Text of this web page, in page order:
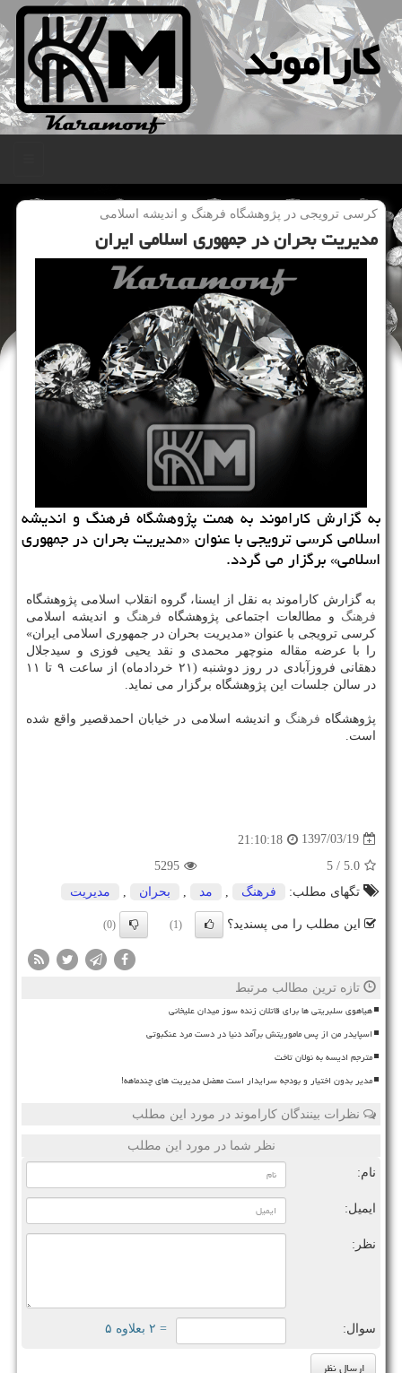
كاراموند
كرسی ترویجی در پژوهشگاه فرهنگ و اندیشه اسلامی
مدیریت بحران در جمهوری اسلامی ایران
به گزارش كاراموند به همت پژوهشگاه فرهنگ و اندیشه
اسلامی كرسی ترویجی با عنوان «مدیریت بحران در جمهوری
اسلامی» برگزار می گردد.
به گزارش كاراموند به نقل از ایسنا، گروه انقلاب اسلامی پژوهشگاه
فرهنگ و مطالعات اجتماعی پژوهشگاه فرهنگ و اندیشه اسلامی
كرسی ترویجی با عنوان «مدیریت بحران در جمهوری اسلامی ایران»
را با عرضه مقاله منوچهر محمدی و نقد یحیی فوزی و سیدجلال
دهقانی فروزآبادی در روز دوشنبه (۲۱ خردادماه) از ساعت ۹ تا ۱۱
در سالن جلسات این پژوهشگاه برگزار می نماید.
پژوهشگاه فرهنگ و اندیشه اسلامی در خیابان احمدقصیر واقع شده
است.
1397/03/19
21:10:18
5.0
/ 5
5295
تگهای مطلب:
فرهنگ مد بحران مدیریت
این مطلب را می پسندید؟ (1)
(0)
تازه ترین مطالب مرتبط
هیاهوی سلبریتی ها برای قاتلان زنده سوز میدان علیخانی
اسپایدر من از پس ماموریتش برآمد دنیا در دست مرد عنکبوتی
مترجم ادیسه به نولان تاخت
مدیر بدون اختیار و بودجه سرایدار است معضل مدیریت های چندماهه!
نظرات بینندگان کاراموند در مورد این مطلب
نظر شما در مورد این مطلب
نام:
ایمیل:
نظر:
سوال: = ۲ بعلاوه ۵